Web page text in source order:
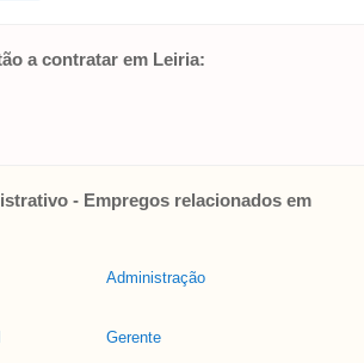
a contratar em Leiria:
- Empregos relacionados em
Administração
Gerente